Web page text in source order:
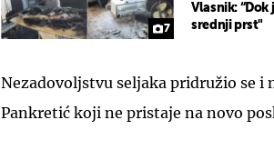
7
Vlasnik:
srednji prst"
Nezadovoljstvu seljaka pridružio se
Pankretić koji ne pristaje na novo